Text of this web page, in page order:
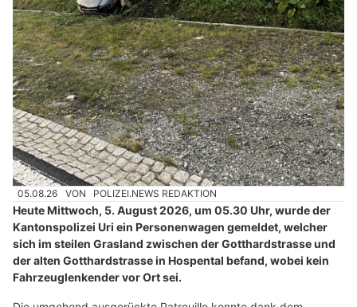
05.08.26 VON POLIZEI.NEWS REDAKTION
Heute Mittwoch, 5. August 2026, um 05.30 Uhr, wurde der
Kantonspolizei Uri ein Personenwagen gemeldet, welcher
sich im steilen Grasland zwischen der Gotthardstrasse und
der alten Gotthardstrasse in Hospental befand, wobei kein
Fahrzeuglenkender vor Ort sei.